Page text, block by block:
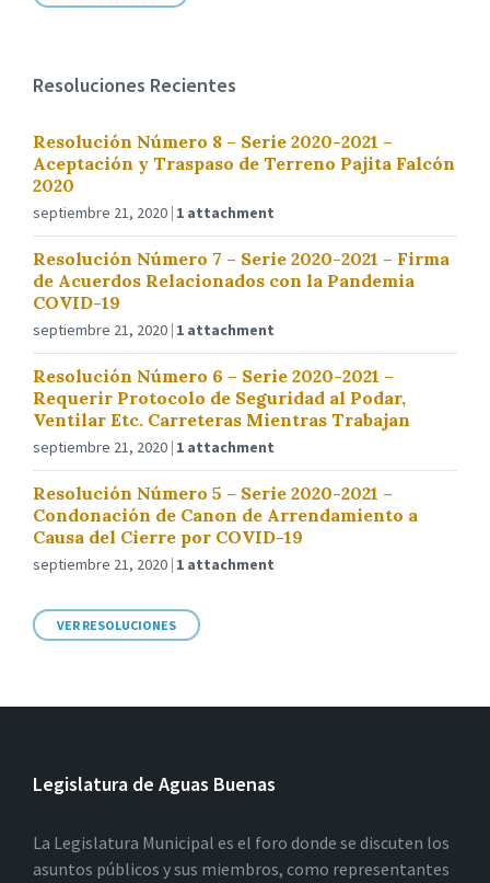
Resoluciones Recientes
Resolución Número 8 – Serie 2020-2021 –
Aceptación y Traspaso de Terreno Pajita Falcón
2020
septiembre 21, 2020 1 attachment
Resolución Número 7 – Serie 2020-2021 – Firma
de Acuerdos Relacionados con la Pandemia
COVID-19
septiembre 21, 2020 1 attachment
Resolución Número 6 – Serie 2020-2021 –
Requerir Protocolo de Seguridad al Podar,
Ventilar Etc. Carreteras Mientras Trabajan
septiembre 21, 2020 1 attachment
Resolución Número 5 – Serie 2020-2021 –
Condonación de Canon de Arrendamiento a
Causa del Cierre por COVID-19
septiembre 21, 2020 1 attachment
VER RESOLUCIONES
Legislatura de Aguas Buenas
La Legislatura Municipal es el foro donde se discuten los
asuntos públicos y sus miembros, como representantes